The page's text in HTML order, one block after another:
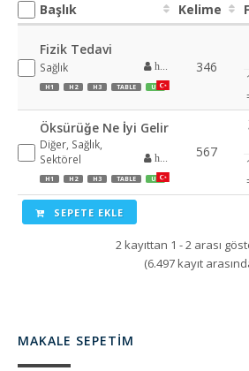
Başlık Kelime
SEPETE EKLE
Fizik Tedavi
Sağlık
H1 H2 H3 TABLE UL
346
Öksürüğe Ne İyi Gelir
Diğer, Sağlık,
Sektörel
H1 H2 H3 TABLE UL
567
2 kayıttan 1 - 2 arası
(6.497 kayıt
MAKALE SEPETIM